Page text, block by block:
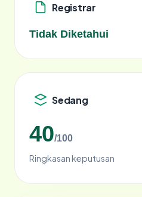
Registrar
Tidak Diketahui
Sedang
40/100
Ringkasan keputusan